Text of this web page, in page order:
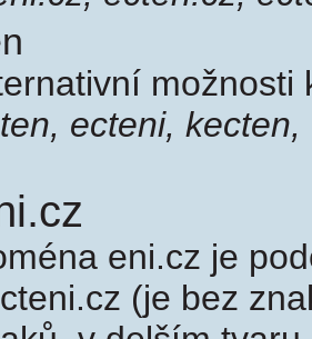
možnosti
ecteni, kecten,
eni.cz je
(je bez